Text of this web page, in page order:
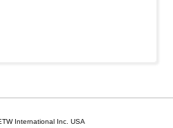
International Inc. USA